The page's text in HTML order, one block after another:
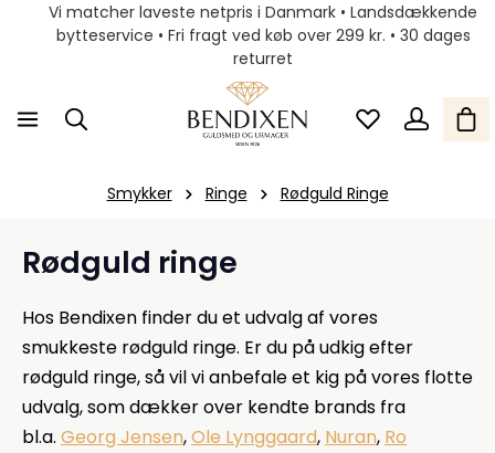
Vi matcher laveste netpris i Danmark • Landsdækkende
bytteservice • Fri fragt ved køb over 299 kr. • 30 dages
returret
Smykker Ringe Rødguld Ringe
Rødguld ringe
Hos Bendixen finder du et udvalg af vores
smukkeste rødguld ringe. Er du på udkig efter
rødguld ringe, så vil vi anbefale et kig på vores flotte
udvalg, som dækker over kendte brands fra
bl.a. Georg Jensen,Ole Lynggaard, Nuran, Ro